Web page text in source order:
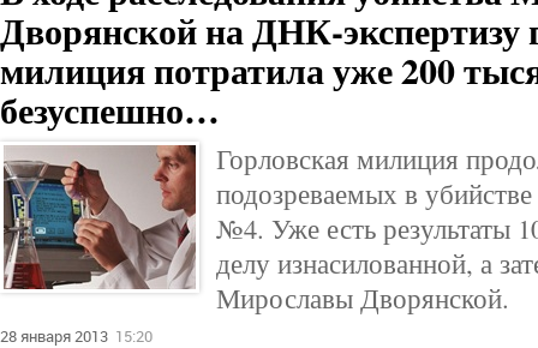
Дворянской на ДНК-экспертизу
милиция потратила уже 200
безуспешно…
Горловская милиция
подозреваемых в
№4. Уже есть результаты
делу изнасилованной, а
Мирославы Дворянской.
28 января 2013 15:20